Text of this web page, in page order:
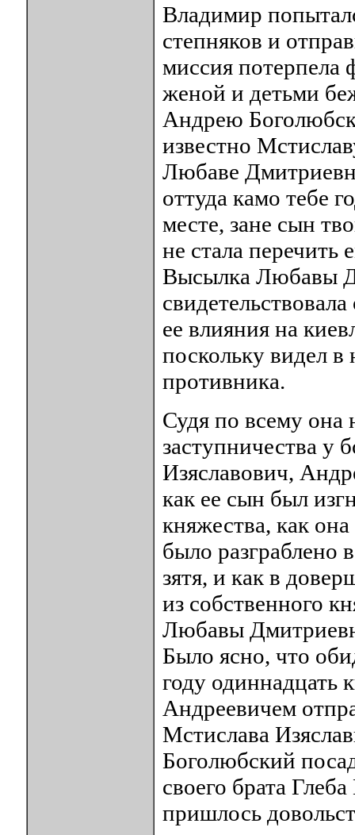
Владимир
степняков и
миссия потерпела
женой и детьми
Андрею
известно
Любаве
оттуда камо тебе
месте, зане сын
не стала перечить
Высылка Любавы
ее влияния на
поскольку видел в
противника.
Судя по всему она
заступничества у
Изяславович,
как ее сын был
княжества, как она
было разграблено
зятя, и как в
из собственного
Любавы
Было ясно, что
году одиннадцать
Андреевичем
Мстислава
Боголюбский
своего брата
пришлось